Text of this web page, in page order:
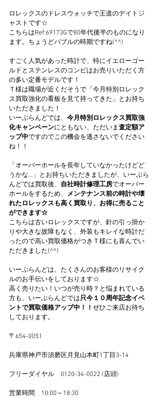
ロレックスのドレスウォッチで王道のデイトジ
ャストです☆
こちらはRef:69173Gで80年代後半のものになり
ます。ちょうどバブルの時期ですね(^^)
すごく人気があった時計で、特にイエローゴー
ルドとステンレスのコンビはお売りいただく方
の多い定番モデルです！
Ｔ様は職場が近くだそうで「今月特別ロレック
ス買取強化の看板を見て持ってきた」とお持ち
いただきました！
いーぶらんどでは、 今月特別ロレックス買取強
化キャンペーンにともない、ただいま査定額ア
ップ中ですのでこの機会を逃さないでください
ね！！
「オーバーホールを長年していなかったけどど
うかな…」とお持ちいただきましたが、いーぶら
んどでは買取後、
自社時計修理工房でオーバー
ホールをするため、 メンテナンス前の時計や壊
れたロレックスも高く買取り、お得に売ること
ができます☆
こちらは古いロレックスですが、針の引っ掛か
りや大きな故障もなく、外装もキレイな時計だ
ったので高い買取価格がつきＴ様にも喜んでい
ただきました(^^)
いーぶらんどは、たくさんのお客様のリサイク
ルのお手伝いをしております☆
高く売りたい！いつが売り時？と悩まれている
方も、いーぶらんどでは只今１０周年記念イベ
ントで買取価格アップ中！！ ぜひご来店お待ち
しております。
〒654-0051
兵庫県神戸市須磨区月見山本町1丁目3-14
フリーダイヤル　0120-34-0022 (店頭)
営業時間　10:00～18:30